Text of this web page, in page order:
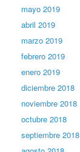
mayo 2019
abril 2019
marzo 2019
febrero 2019
enero 2019
diciembre 2018
noviembre 2018
octubre 2018
septiembre 2018